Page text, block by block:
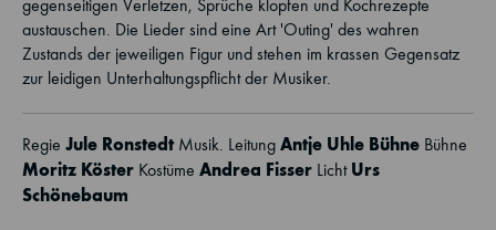
gegenseitigen Verletzen, Sprüche klopfen und Kochrezepte
austauschen. Die Lieder sind eine Art 'Outing' des wahren
Zustands der jeweiligen Figur und stehen im krassen Gegensatz
zur leidigen Unterhaltungspflicht der Musiker.
Regie Jule RonstedtMusik. Leitung Antje Uhle Bühne Bühne
Moritz Köster Kostüme Andrea Fisser Licht Urs
Schönebaum